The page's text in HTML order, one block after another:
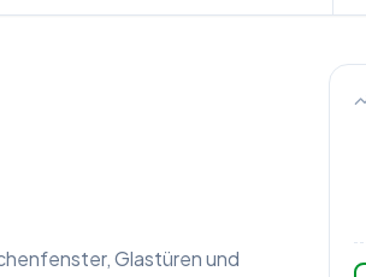
Glastüren und